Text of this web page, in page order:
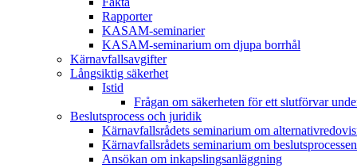
Rapporter
KASAM-seminarier
KASAM-seminarium om djupa borrhål
Kärnavfallsavgifter
Långsiktig säkerhet
Istid
Frågan om säkerheten för ett slutförvar
Beslutsprocess och juridik
Kärnavfallsrådets seminarium om
Kärnavfallsrådets seminarium om beslutsprocessen
Ansökan om inkapslingsanläggning